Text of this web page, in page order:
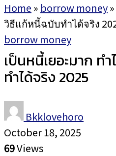
Home » borrow money»
วิธีแก้หนี้ฉบับทำได้จริง
borrow money
เป็นหนี้เยอะมาก ท
ทำได้จริง 2025
Bkklovehoro
October 18, 2025
69Views